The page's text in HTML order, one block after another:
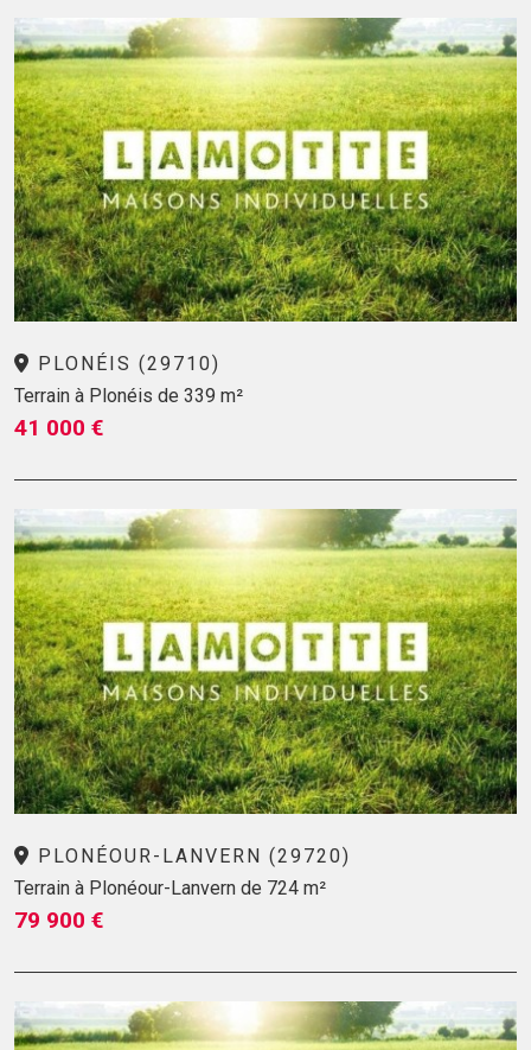
PLONÉIS (29710)
Terrain à Plonéis de 339 m²
41 000 €
PLONÉOUR-LANVERN (29720)
Terrain à Plonéour-Lanvern de 724 m²
79 900 €